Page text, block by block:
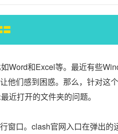
〓
和Excel等。最近有些
他们感到困惑。那么，针对这
近打开的文件夹的问题。
口。clash官网入口在弹出的